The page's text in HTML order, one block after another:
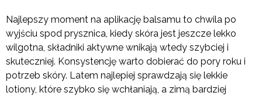
Najlepszy moment na aplikację balsamu to chwila po
wyjściu spod prysznica, kiedy skóra jest jeszcze lekko
wilgotna, składniki aktywne wnikają wtedy szybciej i
skuteczniej. Konsystencję warto dobierać do pory roku i
potrzeb skóry. Latem najlepiej sprawdzają się lekkie
lotiony, które szybko się wchłaniają, a zimą bardziej